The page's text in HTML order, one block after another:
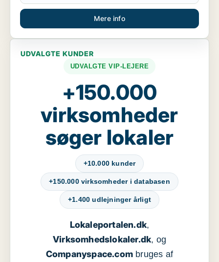
Mere info
UDVALGTE KUNDER
UDVALGTE VIP-LEJERE
+150.000
virksomheder
søger lokaler
+10.000 kunder
+150.000 virksomheder i databasen
+1.400 udlejninger årligt
Lokaleportalen.dk,
Virksomhedslokaler.dk, og
Companyspace.com bruges af